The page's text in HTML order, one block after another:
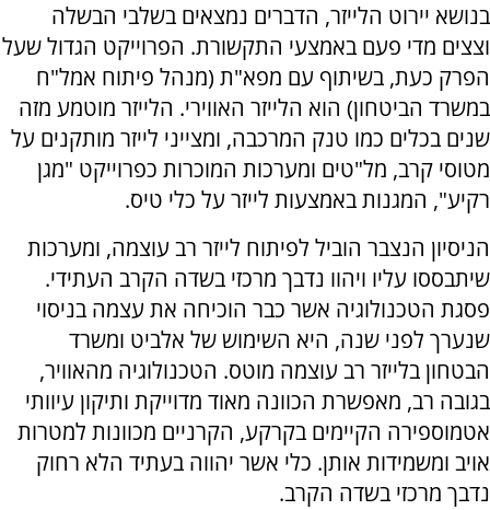
בנושא יירוט הלייזר, הדברים נמצאים בשלבי הבשלה
וצצים מדי פעם באמצעי התקשורת. הפרוייקט הגדול שעל
הפרק כעת, בשיתוף עם מפא"ת (מנהל פיתוח אמל"ח
במשרד הביטחון) הוא הלייזר האווירי. הלייזר מוטמע מזה
שנים בכלים כמו טנק המרכבה, ומצייני לייזר מותקנים על
מטוסי קרב, מל"טים ומערכות המוכרות כפרוייקט "מגן
רקיע", המגנות באמצעות לייזר על כלי טיס.
הניסיון הנצבר הוביל לפיתוח לייזר רב עוצמה, ומערכות
שיתבססו עליו ויהוו נדבך מרכזי בשדה הקרב העתידי.
פסגת הטכנולוגיה אשר כבר הוכיחה את עצמה בניסוי
שנערך לפני שנה, היא השימוש של אלביט ומשרד
הבטחון בלייזר רב עוצמה מוטס. הטכנולוגיה מהאוויר,
בגובה רב, מאפשרת הכוונה מאוד מדוייקת ותיקון עיוותי
אטמוספירה הקיימים בקרקע, הקרניים מכוונות למטרות
אויב ומשמידות אותן. כלי אשר יהווה בעתיד הלא רחוק
נדבך מרכזי בשדה הקרב.